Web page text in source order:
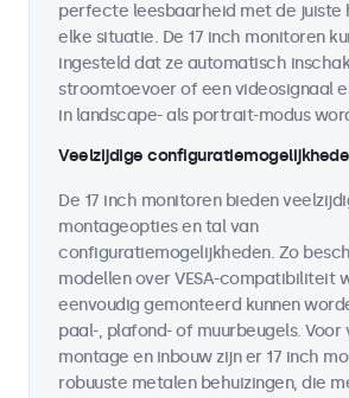
perfecte leesbaarheid met de juiste
elke situatie. De 17 inch monitoren
ingesteld dat ze automatisch
stroomtoevoer of een videosignaal
in landscape- als portrait-modus
Veelzijdige
De 17 inch monitoren bieden
montageopties en tal van
configuratiemogelijkheden. Zo
modellen over VESA-compatibiliteit
eenvoudig gemonteerd kunnen
paal-, plafond- of muurbeugels. Voor
montage en inbouw zijn er 17 inch
robuuste metalen behuizingen, die